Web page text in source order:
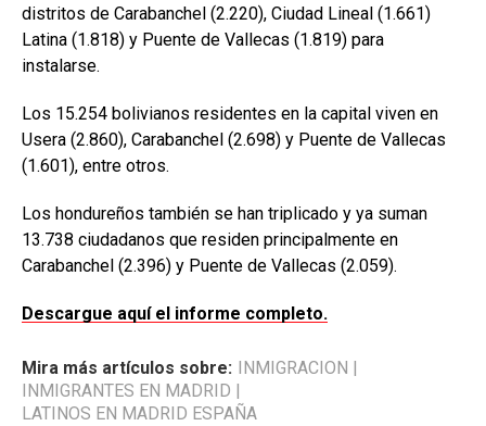
distritos de Carabanchel (2.220), Ciudad Lineal (1.661)
Latina (1.818) y Puente de Vallecas (1.819) para
instalarse.
Los 15.254 bolivianos residentes en la capital viven en
Usera (2.860), Carabanchel (2.698) y Puente de Vallecas
(1.601), entre otros.
Los hondureños también se han triplicado y ya suman
13.738 ciudadanos que residen principalmente en
Carabanchel (2.396) y Puente de Vallecas (2.059).
Descargue aquí el informe completo.
Mira más artículos sobre: INMIGRACION
INMIGRANTES EN MADRID
LATINOS EN MADRID ESPAÑA